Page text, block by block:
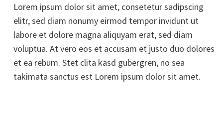
Lorem ipsum dolor sit amet, consetetur sadipscing
elitr, sed diam nonumy eirmod tempor invidunt ut
labore et dolore magna aliquyam erat, sed diam
voluptua. At vero eos et accusam et justo duo dolores
et ea rebum. Stet clita kasd gubergren, no sea
takimata sanctus est Lorem ipsum dolor sit amet.